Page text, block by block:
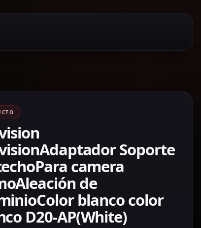
Soporte
camera
de
blanco color
D20-AP(White)